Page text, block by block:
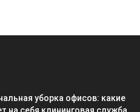
уборка офисов: какие